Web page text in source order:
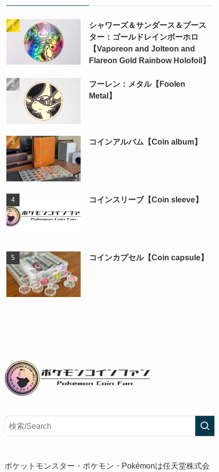
シャワーズ＆サンダース＆ブース
ター：ゴールドレインボーホロ
【Vaporeon and Jolteon and
Flareon Gold Rainbow Holofoil】
フーレン：メタル【Foolen
Metal】
コインアルバム【Coin album】
コインスリーブ【Coin sleeve】
コインカプセル【Coin capsule】
ポケットモンスター・ポケモン・Pokémonは任天堂株式会